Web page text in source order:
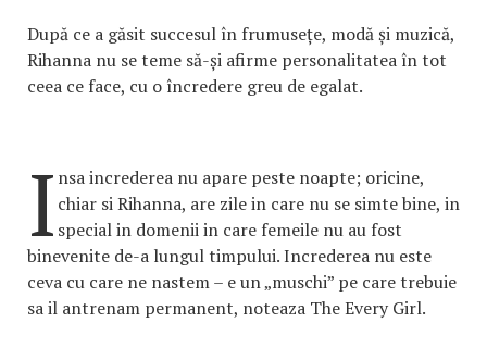
După ce a găsit succesul în frumusețe, modă și muzică,
Rihanna nu se teme să-și afirme personalitatea în tot
ceea ce face, cu o încredere greu de egalat.
I nsa increderea nu apare peste noapte; oricine,
chiar si Rihanna, are zile in care nu se simte bine, in
special in domenii in care femeile nu au fost
binevenite de-a lungul timpului. Increderea nu este
ceva cu care ne nastem – e un „muschi” pe care trebuie
sa il antrenam permanent, noteaza The Every Girl.